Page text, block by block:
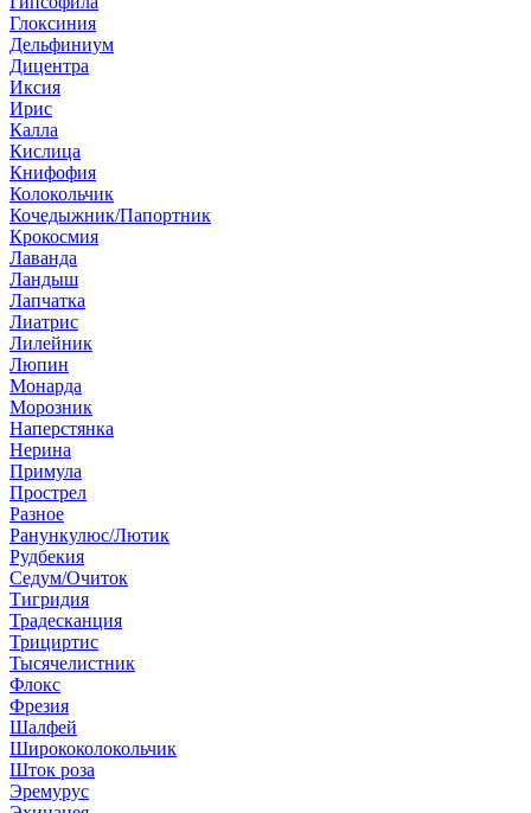
Глоксиния
Дельфиниум
Дицентра
Иксия
Ирис
Калла
Кислица
Книфофия
Колокольчик
Кочедыжник/Папортник
Крокосмия
Лаванда
Ландыш
Лапчатка
Лиатрис
Лилейник
Люпин
Монарда
Морозник
Наперстянка
Нерина
Примула
Прострел
Разное
Ранункулюс/Лютик
Рудбекия
Седум/Очиток
Тигридия
Традесканция
Трициртис
Тысячелистник
Флокс
Фрезия
Шалфей
Ширококолокольчик
Шток роза
Эремурус